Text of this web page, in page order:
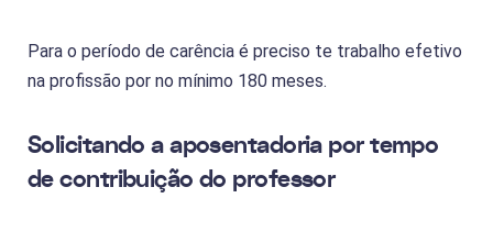
Para o período de carência é preciso te trabalho efetivo
na profissão por no mínimo 180 meses.
Solicitando a aposentadoria por tempo
de contribuição do professor